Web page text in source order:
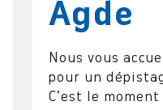
Agde
Nous vous
pour un
C’est le